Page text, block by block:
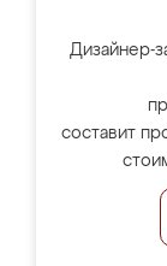
Дизайнер-
составит